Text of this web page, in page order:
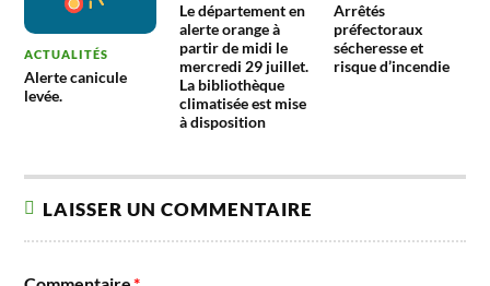
ACTUALITÉS
Alerte canicule
levée.
Le département en
alerte orange à
partir de midi le
mercredi 29 juillet.
La bibliothèque
climatisée est mise
à disposition
Arrêtés
préfectoraux
sécheresse et
risque d’incendie
LAISSER UN COMMENTAIRE